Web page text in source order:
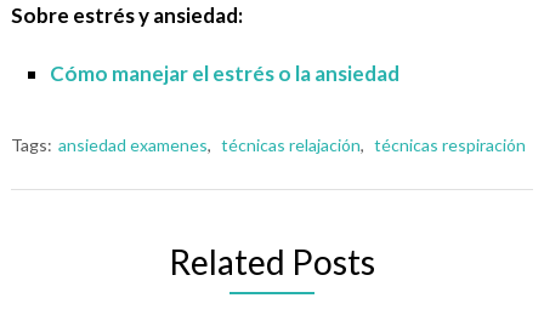
Sobre estrés y ansiedad:
Cómo manejar el estrés o la ansiedad
Tags: ansiedad examenes, técnicas relajación, técnicas respiración
Related Posts